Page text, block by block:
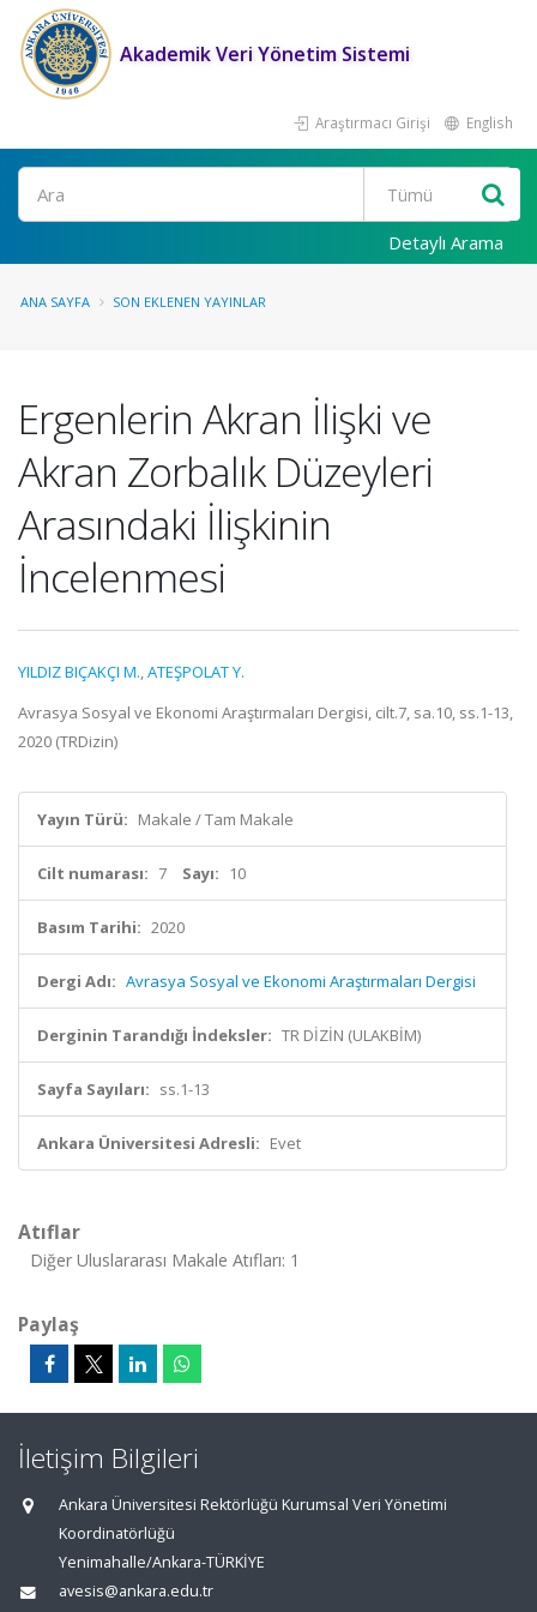
Akademik Veri Yönetim Sistemi
Araştırmacı Girişi English
Ara
Detaylı Arama
ANA SAYFA SON EKLENEN YAYINLAR
Ergenlerin Akran İlişki ve
Akran Zorbalık Düzeyleri
Arasındaki İlişkinin
İncelenmesi
YILDIZ BIÇAKÇI M.,ATEŞPOLAT Y.
Avrasya Sosyal ve Ekonomi Araştırmaları Dergisi, cilt.7, sa.10, ss.1-13,
2020 (TRDizin)
Yayın Türü: Makale / Tam Makale
Cilt numarası: 7 Sayı: 10
Basım Tarihi: 2020
Dergi Adı: Avrasya Sosyal ve Ekonomi Araştırmaları Dergisi
Derginin Tarandığı İndeksler: TR DİZİN (ULAKBİM)
Sayfa Sayıları: ss.1-13
Ankara Üniversitesi Adresli: Evet
Atıflar
Diğer Uluslararası Makale Atıfları: 1
Paylaş
İletişim Bilgileri
Ankara Üniversitesi Rektörlüğü Kurumsal Veri Yönetimi
Koordinatörlüğü
Yenimahalle/Ankara-TÜRKİYE
avesis@ankara.edu.tr